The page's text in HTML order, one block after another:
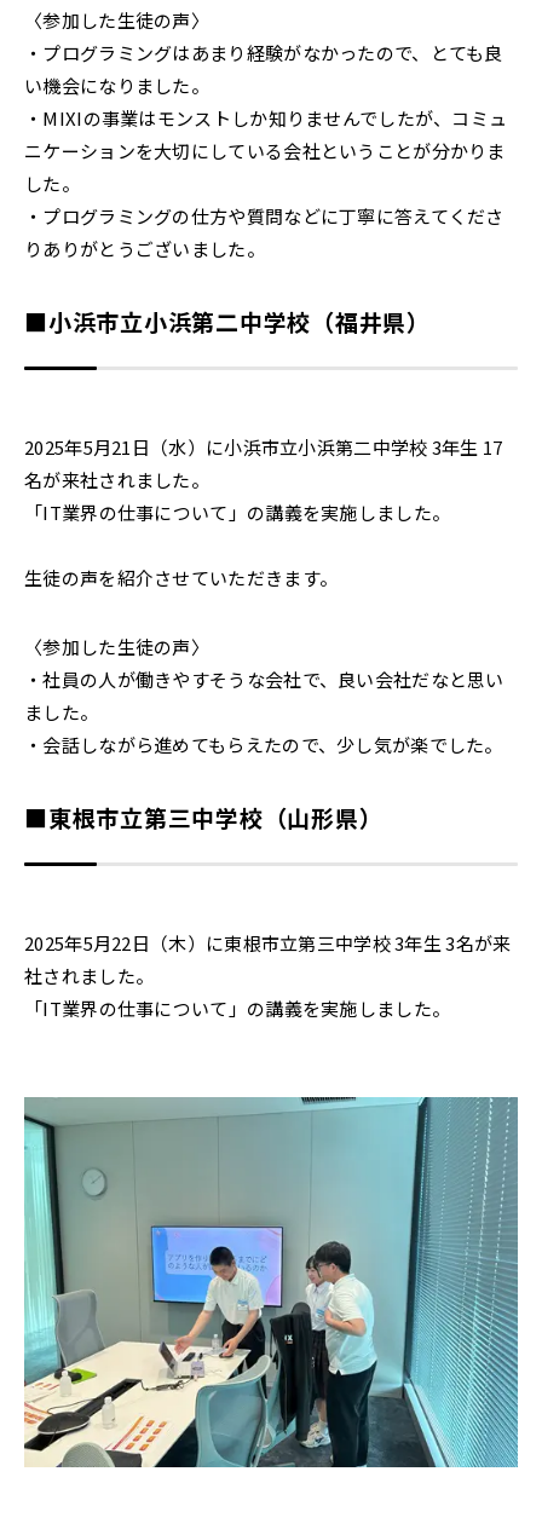
〈参加した生徒の声〉
・プログラミングはあまり経験がなかったので、とても良
い機会になりました。
・MIXIの事業はモンストしか知りませんでしたが、コミュ
ニケーションを大切にしている会社ということが分かりま
した。
・プログラミングの仕方や質問などに丁寧に答えてくださ
りありがとうございました。
■小浜市立小浜第二中学校（福井県）
2025年5月21日（水）に小浜市立小浜第二中学校 3年生 17
名が来社されました。
「IT業界の仕事について」の講義を実施しました。
生徒の声を紹介させていただきます。
〈参加した生徒の声〉
・社員の人が働きやすそうな会社で、良い会社だなと思い
ました。
・会話しながら進めてもらえたので、少し気が楽でした。
■東根市立第三中学校（山形県）
2025年5月22日（木）に東根市立第三中学校 3年生 3名が来
社されました。
「IT業界の仕事について」の講義を実施しました。